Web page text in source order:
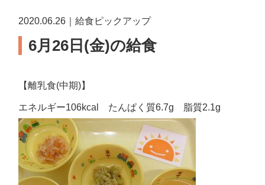
2020.06.26｜給食ピックアップ
6月26日(金)の給食
【離乳食(中期)】
エネルギー106kcal たんぱく質6.7g 脂質2.1g